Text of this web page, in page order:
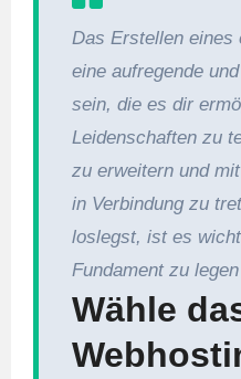
Das Erstellen eines
eine aufregende
sein, die es dir
Leidenschaften zu
zu erweitern und
in Verbindung zu
loslegst, ist es
Fundament zu
Wähle